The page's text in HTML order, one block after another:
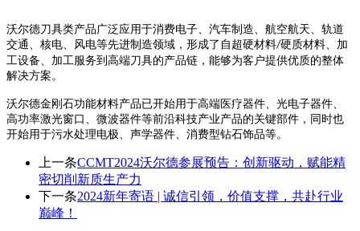
沃尔德刀具类产品广泛应用于消费电子、汽车制造、航空航天、轨道
交通、核电、风电等先进制造领域，形成了自超硬材料/硬质材料、加
工设备、加工服务到高端刀具的产品链，能够为客户提供优质的整体
解决方案。
沃尔德金刚石功能材料产品已开始用于高端医疗器件、光电子器件、
高功率激光窗口、微波器件等前沿科技产业产品的关键部件，同时也
开始用于污水处理电极、声学器件、消费型钻石饰品等。
上一条CCMT2024沃尔德参展预告：创新驱动，赋能精
密切削新质生产力
下一条2024新年寄语 | 诚信引领，价值支撑，共赴行业
巅峰！